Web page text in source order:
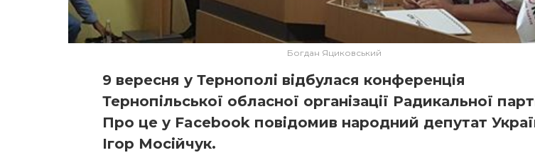
Богдан Яциковський
9 вересня у Тернополі відбулася конференція
Тернопільської обласної організації Радикальної
Про це у Facebook повідомив народний депутат
Ігор Мосійчук.